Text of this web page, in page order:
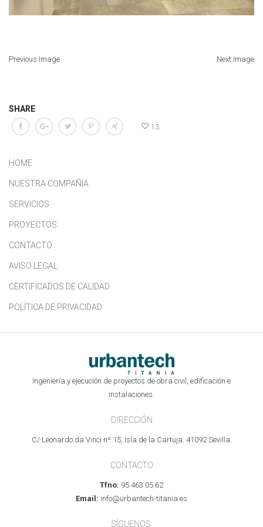
Previous Image Next Image
SHARE
13
HOME
NUESTRA COMPAÑIA
SERVICIOS
PROYECTOS
CONTACTO
AVISO LEGAL
CERTIFICADOS DE CALIDAD
POLÍTICA DE PRIVACIDAD
Ingeniería y ejecución de proyectos de obra civil, edificación e
instalaciones.
DIRECCIÓN
C/ Leonardo da Vinci nº 15, Isla de la Cartuja. 41092 Sevilla.
CONTACTO
Tfno: 95 463 05 62
Email: info@urbantech-titania.es
SÍGUENOS: